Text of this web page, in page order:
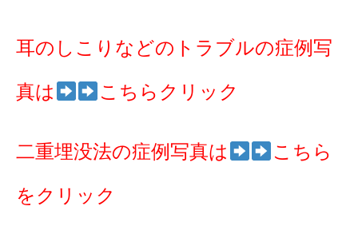
耳のしこりなどのトラブルの症例写
真は こちらクリック
二重埋没法の症例写真は こちら
をクリック